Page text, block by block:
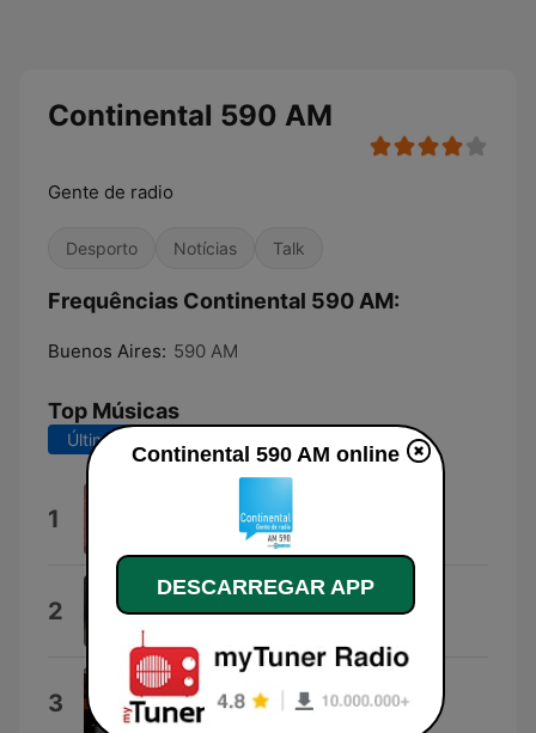
Continental 590 AM
Gente de radio
Desporto Notícias Talk
Frequências Continental 590 AM:
Buenos Aires: 590 AM
Top Músicas
Últimos 7 dias
1 Ma sorcière bien-aimée
2 Se empieza nuevamente
3 Himno a Marolio 1
Gustavo Ridilenir
Continental 590 AM online
DESCARREGAR APP